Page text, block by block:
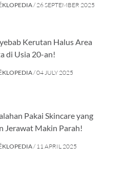
/ 26 SEPTEMBER 2025
Kerutan Halus Area
di Usia 20-an!
/ 04 JULY 2025
Pakai Skincare yang
Jerawat Makin Parah!
/ 11 APRIL 2025